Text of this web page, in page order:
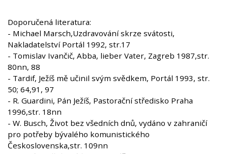
Doporučená literatura:
- Michael Marsch,Uzdravování skrze svátosti,
Nakladatelství Portál 1992, str.17
- Tomislav Ivančič, Abba, lieber Vater, Zagreb 1987,str.
80nn, 88
- Tardif, Ježíš mě učinil svým svědkem, Portál 1993, str.
50; 64,91, 97
- R. Guardini, Pán Ježíš, Pastorační středisko Praha
1996,str. 18nn
- W. Busch, Život bez všedních dnů, vydáno v zahraničí
pro potřeby bývalého komunistického
Československa,str. 109nn